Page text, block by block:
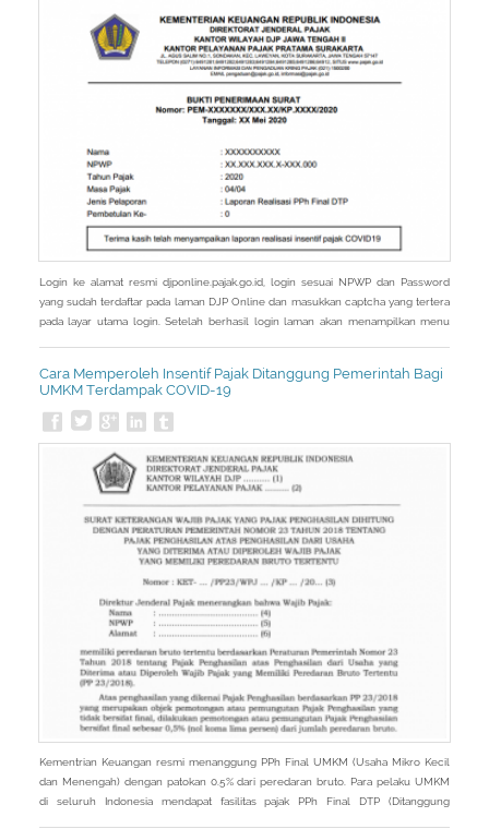
Login ke alamat resmi djponline.pajak.go.id, login sesuai NPWP dan Password
yang sudah terdaftar pada laman DJP Online dan masukkan captcha yang tertera
pada layar utama login. Setelah berhasil login laman akan menampilkan menu
Covid-19. - Pada
Cara Memperoleh Insentif Pajak Ditanggung Pemerintah Bagi
UMKM Terdampak COVID-19
Kementrian Keuangan resmi menanggung PPh Final UMKM (Usaha Mikro Kecil
dan Menengah) dengan patokan 0.5% dari peredaran bruto. Para pelaku UMKM
di seluruh Indonesia mendapat fasilitas pajak PPh Final DTP (Ditanggung